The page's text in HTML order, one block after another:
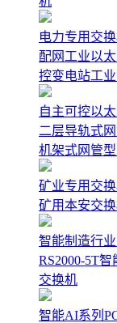
电力专用交
配网工业以
控变电站工
自主可控以
二层导轨式
机架式网管
矿业专用交
矿用本安交
智能制造行
RS2000-5T
交换机
智能AI系列